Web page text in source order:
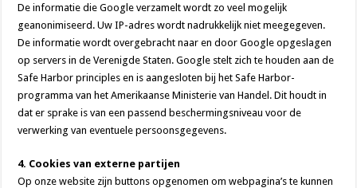
De informatie die Google verzamelt wordt zo veel mogelijk
geanonimiseerd. Uw IP-adres wordt nadrukkelijk niet meegegeven.
De informatie wordt overgebracht naar en door Google opgeslagen
op servers in de Verenigde Staten. Google stelt zich te houden aan de
Safe Harbor principles en is aangesloten bij het Safe Harbor-
programma van het Amerikaanse Ministerie van Handel. Dit houdt in
dat er sprake is van een passend beschermingsniveau voor de
verwerking van eventuele persoonsgegevens.
4. Cookies van externe partijen
Op onze website zijn buttons opgenomen om webpagina’s te kunnen